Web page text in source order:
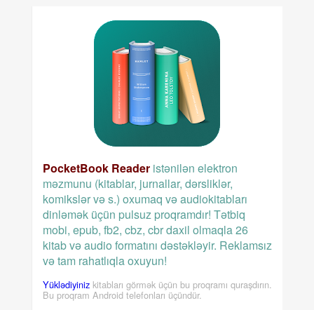
PocketBook Readeristənilən elektron
məzmunu (kitablar, jurnallar, dərsliklər,
komikslər və s.) oxumaq və audiokitabları
dinləmək üçün pulsuz proqramdır! Tətbiq
mobi, epub, fb2, cbz, cbr daxil olmaqla 26
kitab və audio formatını dəstəkləyir. Reklamsız
və tam rahatlıqla oxuyun!
Yüklədiyinizkitabları görmək üçün bu proqramı quraşdırın.
Bu proqram Android telefonları üçündür.